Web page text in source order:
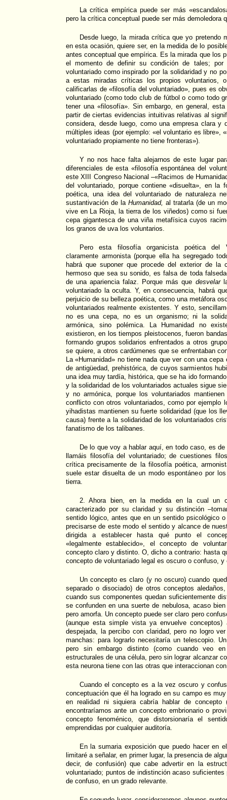
La crítica empírica puede ser más
pero la crítica conceptual puede ser más demoledora
Desde luego, la mirada crítica que yo pretendo
en esta ocasión, quiere ser, en la medida de lo
antes conceptual que empírica. Es la mirada que los
el momento de definir su condición de tales; por
voluntariado como inspirado por la solidaridad y no
a estas miradas críticas los propios voluntarios,
calificarlas de «filosofía del voluntariado», pues es
voluntariado (como todo club de fútbol o como todo
tener una «filosofía». Sin embargo, en general,
partir de ciertas evidencias intuitivas relativas al
considera, desde luego, como una empresa clara y
múltiples ideas (por ejemplo: «el voluntario es libre»,
voluntariado propiamente no tiene fronteras»).
Y no nos hace falta alejarnos de este lugar
diferenciales de esta «filosofía espontánea del
este XIII Congreso Nacional –«Racimos de
del voluntariado, porque contiene «disuelta», en la
poética, una idea del voluntariado de naturaleza
sustantivación de la Humanidad, al tratarla (de un
vive en La Rioja, la tierra de los viñedos) como si
cepa gigantesca de una viña metafísica cuyos
los granos de uva los voluntarios.
Pero esta filosofía organicista poética del
claramente armonista (porque ella ha segregado
habrá que suponer que procede del exterior de
hermoso que sea su sonido, es falsa de toda
de una apariencia falaz. Porque más que desvelarla
voluntariado la oculta. Y, en consecuencia, habrá
perjuicio de su belleza poética, como una metáfora
voluntariados realmente existentes. Y esto,
no es una cepa, no es un organismo; ni la
armónica, sino polémica. La Humanidad no
existieron, en los tiempos pleistocenos, fueron
formando grupos solidarios enfrentados a otros
se quiere, a otros cardúmenes que se enfrentaban
La «Humanidad» no tiene nada que ver con una
de antigüedad, prehistórica, de cuyos sarmientos
una idea muy tardía, histórica, que se ha ido
y la solidaridad de los voluntariados actuales sigue
y no armónica, porque los voluntariados
conflicto con otros voluntariados, como por ejemplo
yihadistas mantienen su fuerte solidaridad (que los
causa) frente a la solidaridad de los voluntariados
fanatismo de los talibanes.
De lo que voy a hablar aquí, en todo caso, es
llamáis filosofía del voluntariado; de cuestiones
crítica precisamente de la filosofía poética,
suele estar disuelta de un modo espontáneo por
tierra.
2. Ahora bien, en la medida en la cual un
caracterizado por su claridad y su distinción
sentido lógico, antes que en un sentido psicológico
precisarse de este modo el sentido y alcance de
dirigida a establecer hasta qué punto el
«legalmente establecido», el concepto de
concepto claro y distinto. O, dicho a contrario: hasta
concepto de voluntariado legal es oscuro o confuso, y
Un concepto es claro (y no oscuro) cuando
separado o disociado) de otros conceptos
cuando sus componentes quedan suficientemente
se confunden en una suerte de nebulosa, acaso
pero amorfa. Un concepto puede ser claro pero
(aunque esta simple vista ya envuelve
despejada, la percibo con claridad, pero no logro
manchas: para lograrlo necesitaría un telescopio.
pero sin embargo distinto (como cuando veo
estructurales de una célula, pero sin lograr alcanzar
esta neurona tiene con las otras que interaccionan
Cuando el concepto es a la vez oscuro y
conceptuación que él ha logrado en su campo es
en realidad ni siquiera cabría hablar de concepto
encontraríamos ante un concepto embrionario o
concepto fenoménico, que distorsionaría el
emprendidas por cualquier auditoría.
En la sumaria exposición que puedo hacer en
limitaré a señalar, en primer lugar, la presencia de
decir, de confusión) que cabe advertir en la
voluntariado; puntos de indistinción acaso
de confuso, en un grado relevante.